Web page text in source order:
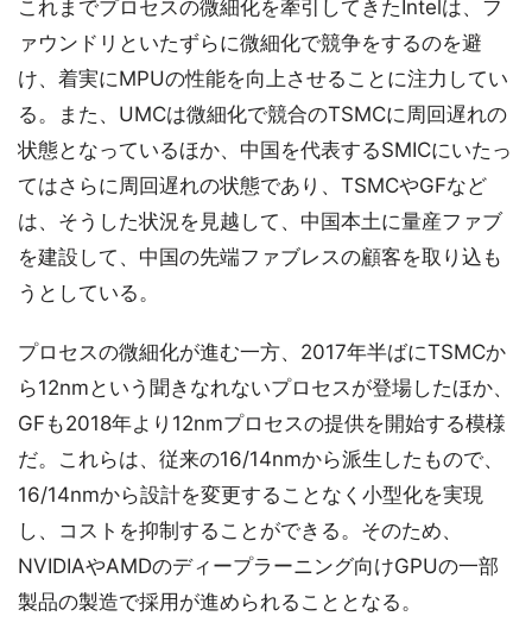
これまでプロセスの微細化を牽引してきたIntelは、フ
ァウンドリといたずらに微細化で競争をするのを避
け、着実にMPUの性能を向上させることに注力してい
る。また、UMCは微細化で競合のTSMCに周回遅れの
状態となっているほか、中国を代表するSMICにいたっ
てはさらに周回遅れの状態であり、TSMCやGFなど
は、そうした状況を見越して、中国本土に量産ファブ
を建設して、中国の先端ファブレスの顧客を取り込も
うとしている。
プロセスの微細化が進む一方、2017年半ばにTSMCか
ら12nmという聞きなれないプロセスが登場したほか、
GFも2018年より12nmプロセスの提供を開始する模様
だ。これらは、従来の16/14nmから派生したもので、
16/14nmから設計を変更することなく小型化を実現
し、コストを抑制することができる。そのため、
NVIDIAやAMDのディープラーニング向けGPUの一部
製品の製造で採用が進められることとなる。